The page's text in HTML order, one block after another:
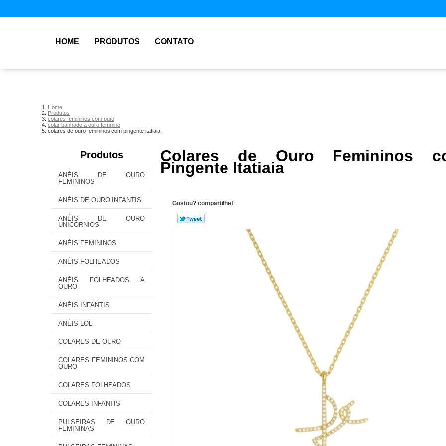
HOME PRODUTOS CONTATO
Home
Produtos
colares femininos com ouro
colar banhado a ouro feminino
colares de ouro femininos com pingente itatiaia
Produtos
ANÉIS DE OURO
FEMININOS
ANÉIS DE OURO INFANTIS
ANÉIS DE OURO
UNICÓRNIOS
ANÉIS FEMININOS
ANÉIS FOLHEADOS
ANÉIS FOLHEADOS A
OURO
ANÉIS INFANTIS
ANÉIS LOL
COLARES DE OURO
COLARES FEMININOS COM
OURO
COLARES FOLHEADOS
COLARES INFANTIS
PULSEIRAS DE OURO
FEMININAS
Colares de Ouro Femininos
Pingente Itatiaia
Gostou? compartilhe!